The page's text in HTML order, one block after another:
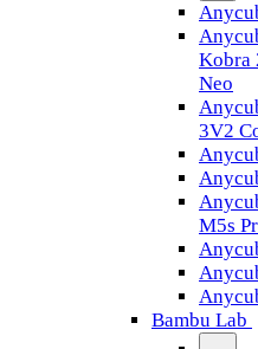
Kobra
Neo
3V2
M5s
Bambu Lab